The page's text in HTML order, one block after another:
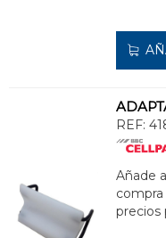
REF:
Añade
compra
precios